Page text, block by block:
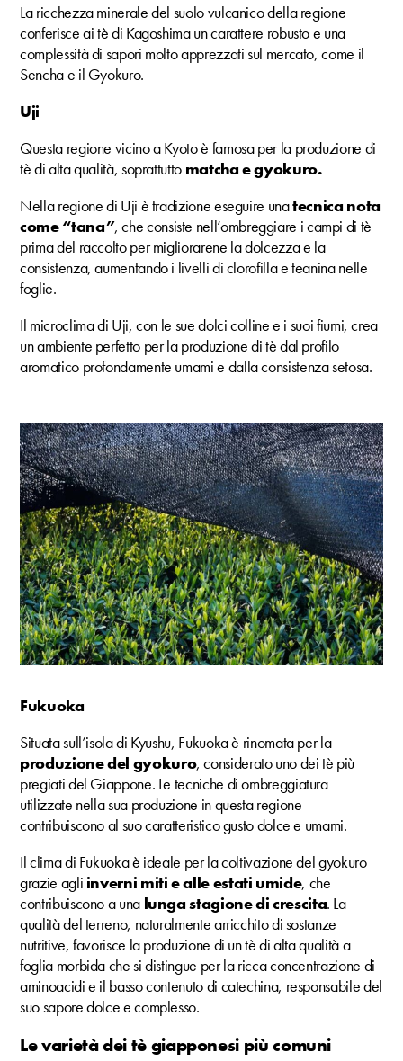
La ricchezza minerale del suolo vulcanico della regione
conferisce ai tè di Kagoshima un carattere robusto e una
complessità di sapori molto apprezzati sul mercato, come il
Sencha e il Gyokuro.
Uji
Questa regione vicino a Kyoto è famosa per la produzione di
tè di alta qualità, soprattutto matcha e gyokuro.
Nella regione di Uji è tradizione eseguire unatecnica nota
come “tana”, che consiste nell’ombreggiare i campi di tè
prima del raccolto per migliorarene la dolcezza e la
consistenza, aumentando i livelli di clorofilla e teanina nelle
foglie.
Il microclima di Uji, con le sue dolci colline e i suoi fiumi, crea
un ambiente perfetto per la produzione di tè dal profilo
aromatico profondamente umami e dalla consistenza setosa.
Fukuoka
Situata sull’isola di Kyushu, Fukuoka è rinomata per la
produzione del gyokuro, considerato uno dei tè più
pregiati del Giappone. Le tecniche di ombreggiatura
utilizzate nella sua produzione in questa regione
contribuiscono al suo caratteristico gusto dolce e umami.
Il clima di Fukuoka è ideale per la coltivazione del gyokuro
grazie agliinverni miti e alle estati umide, che
contribuiscono a una lunga stagione di crescita. La
qualità del terreno, naturalmente arricchito di sostanze
nutritive, favorisce la produzione di un tè di alta qualità a
foglia morbida che si distingue per la ricca concentrazione di
aminoacidi e il basso contenuto di catechina, responsabile del
suo sapore dolce e complesso.
Le varietà dei tè giapponesi più comuni